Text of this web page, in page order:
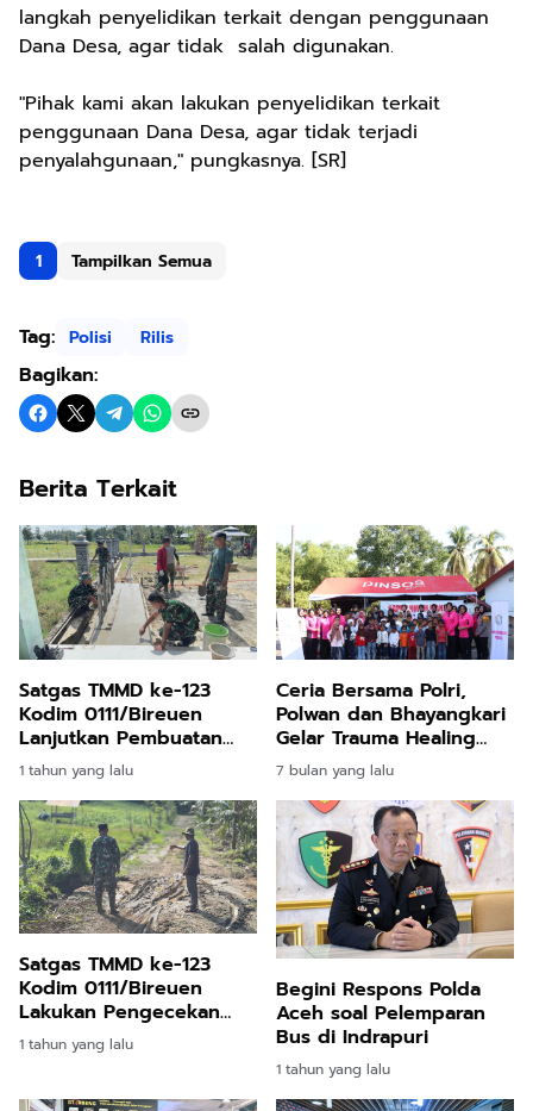
langkah penyelidikan terkait dengan penggunaan
Dana Desa, agar tidak salah digunakan.
"Pihak kami akan lakukan penyelidikan terkait
penggunaan Dana Desa, agar tidak terjadi
penyalahgunaan," pungkasnya. [SR]
1 Tampilkan Semua
Tag: Polisi Rilis
Bagikan:
Berita Terkait
Satgas TMMD ke-123
Kodim 0111/Bireuen
Lanjutkan Pembuatan
Sumur Bor di Desa Cot
Ketapang
1 tahun yang lalu
Ceria Bersama Polri,
Polwan dan Bhayangkari
Gelar Trauma Healing
Anak Terdampak Banjir
7 bulan yang lalu
Satgas TMMD ke-123
Kodim 0111/Bireuen
Lakukan Pengecekan
Jalan Usai Hujan Deras
1 tahun yang lalu
Begini Respons Polda
Aceh soal Pelemparan
Bus di Indrapuri
1 tahun yang lalu